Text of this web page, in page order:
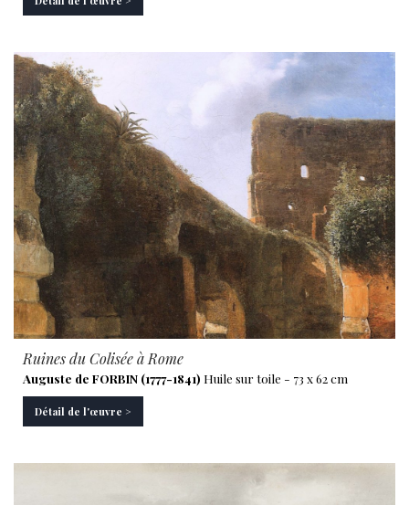
Ruines du Colisée à Rome
Auguste de FORBIN (1777-1841) Huile sur toile - 73 x 62 cm
Détail de l'œuvre >